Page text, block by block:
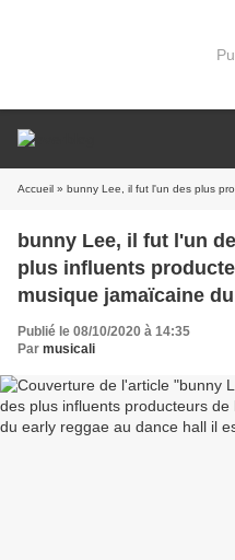
Accueil » bunny Lee, il fut l'un des plus prolifiques et des plus influents
bunny Lee, il fut l'un
plus influents
musique jamaïcaine
hall il est mort à 79 ans,
Publié le 08/10/2020 à 14:35
Par musicali